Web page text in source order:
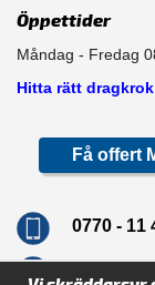
Öppettider
Måndag - Fredag
Hitta rätt
Få offert
0770 - 11